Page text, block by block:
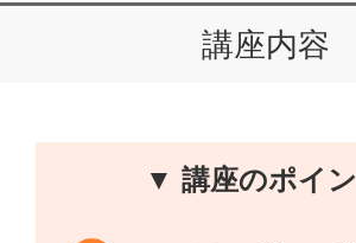
講座内容
▼ 講座のポイ